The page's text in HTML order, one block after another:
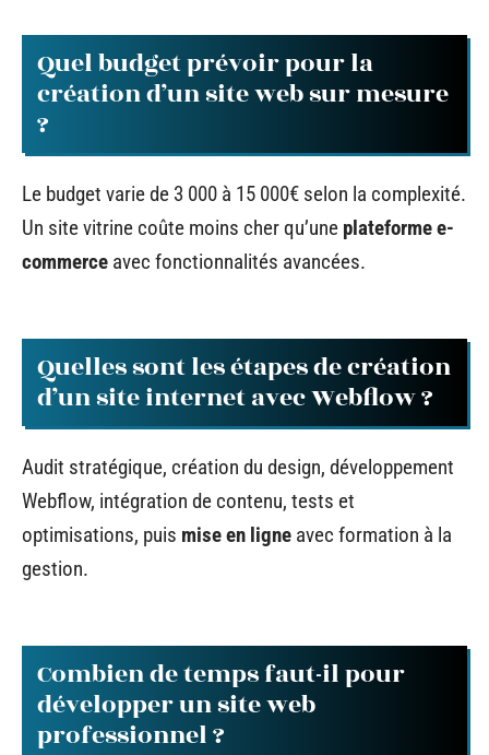
Quel budget prévoir pour la
création d’un site web sur mesure
?
Le budget varie de 3 000 à 15 000€ selon la complexité.
Un site vitrine coûte moins cher qu’une plateforme e-
commerce avec fonctionnalités avancées.
Quelles sont les étapes de création
d’un site internet avec Webflow ?
Audit stratégique, création du design, développement
Webflow, intégration de contenu, tests et
optimisations, puis mise en ligne avec formation à la
gestion.
Combien de temps faut-il pour
développer un site web
professionnel ?